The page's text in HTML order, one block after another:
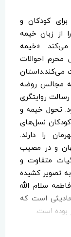
برای کودکان و
از زبان خیمه
«خیمه
محرم احوالات
می‌کند.داستان
مجالس روضه
روایتگری
تحول خیمه و
نسل‌های
را دارند.
و در مصیب
متفاوت و
تصویر کشیده
سلام الله
است که
بوده است.